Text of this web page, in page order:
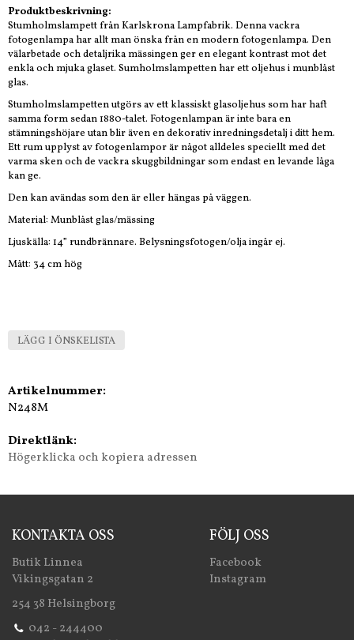
Produktbeskrivning:
Stumholmslampett från Karlskrona Lampfabrik. Denna vackra
fotogenlampa har allt man önska från en modern fotogenlampa. Den
välarbetade och detaljrika mässingen ger en elegant kontrast mot det
enkla och mjuka glaset. Sumholmslampetten har ett oljehus i munblåst
glas.
Stumholmslampetten utgörs av ett klassiskt glasoljehus som har haft
samma form sedan 1880-talet. Fotogenlampan är inte bara en
stämningshöjare utan blir även en dekorativ inredningsdetalj i ditt hem.
Ett rum upplyst av fotogenlampor är något alldeles speciellt med det
varma sken och de vackra skuggbildningar som endast en levande låga
kan ge.
Den kan avändas som den är eller hängas på väggen.
Material: Munblåst glas/mässing
Ljuskälla: 14” rundbrännare. Belysningsfotogen/olja ingår ej.
Mått: 34 cm hög
LÄGG I ÖNSKELISTA
Artikelnummer:
N248M
Direktlänk:
Högerklicka och kopiera adressen
KONTAKTA OSS
Butik Linnea
Vikingsgatan 2
254 38 Helsingborg
042 - 244400
FÖLJ OSS
Facebook
Instagram